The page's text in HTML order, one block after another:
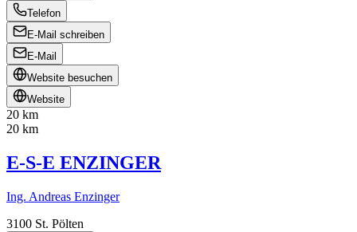
Telefon
E-Mail schreiben
E-Mail
Website besuchen
Website
20 km
20 km
E-S-E ENZINGER
Ing. Andreas Enzinger
3100 St. Pölten